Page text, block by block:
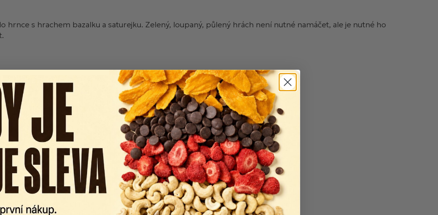
hrnce s hrachem bazalku a saturejku. Zelený, loupaný, půlený hrách není nutné namáčet, ale je nutné ho
místě.
Jednotka
Kcal/kJ